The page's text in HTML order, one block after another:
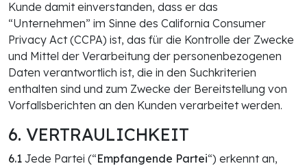
Kunde damit einverstanden, dass er das
“Unternehmen” im Sinne des California Consumer
Privacy Act (CCPA) ist, das für die Kontrolle der Zwecke
und Mittel der Verarbeitung der personenbezogenen
Daten verantwortlich ist, die in den Suchkriterien
enthalten sind und zum Zwecke der Bereitstellung von
Vorfallsberichten an den Kunden verarbeitet werden.
6. VERTRAULICHKEIT
6.1 Jede Partei (“Empfangende Partei“) erkennt an,